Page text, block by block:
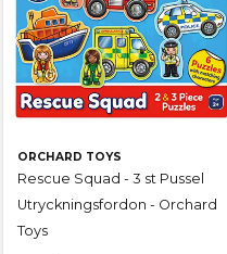
ORCHARD TOYS
Rescue Squad - 3 st Pussel
Utryckningsfordon - Orchard
Toys